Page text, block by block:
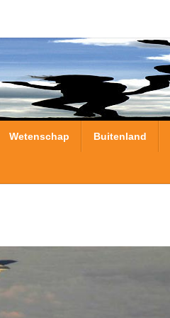
Wetenschap Buitenland